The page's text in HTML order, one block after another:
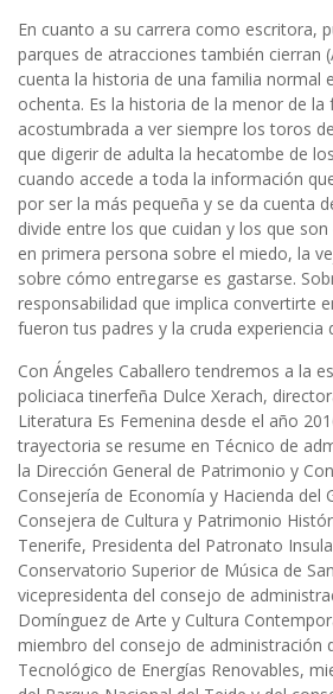
En cuanto a su carrera como escritora,
parques de atracciones también cierran
cuenta la historia de una familia normal
ochenta. Es la historia de la menor de la
acostumbrada a ver siempre los toros
que digerir de adulta la hecatombe de
cuando accede a toda la información
por ser la más pequeña y se da cuenta
divide entre los que cuidan y los que
en primera persona sobre el miedo, la
sobre cómo entregarse es gastarse.
responsabilidad que implica convertirte
fueron tus padres y la cruda experiencia
Con Ángeles Caballero tendremos a la
policiaca tinerfeña Dulce Xerach,
Literatura Es Femenina desde el año
trayectoria se resume en Técnico de
la Dirección General de Patrimonio y
Consejería de Economía y Hacienda del
Consejera de Cultura y Patrimonio
Tenerife, Presidenta del Patronato
Conservatorio Superior de Música de
vicepresidenta del consejo de
Domínguez de Arte y Cultura
miembro del consejo de administración
Tecnológico de Energías Renovables,